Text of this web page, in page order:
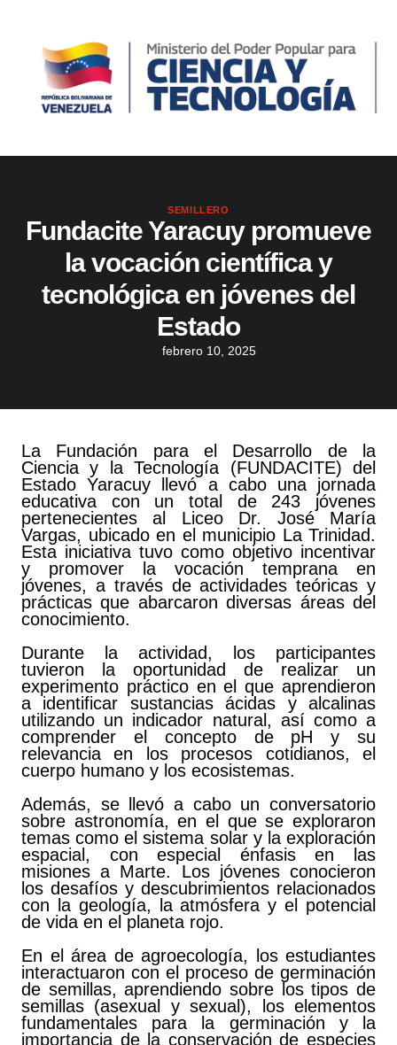
SEMILLERO
Fundacite Yaracuy promueve
la vocación científica y
tecnológica en jóvenes del
Estado
febrero 10, 2025
La Fundación para el Desarrollo de la
Ciencia y la Tecnología (FUNDACITE) del
Estado Yaracuy llevó a cabo una jornada
educativa con un total de 243 jóvenes
pertenecientes al Liceo Dr. José María
Vargas, ubicado en el municipio La Trinidad.
Esta iniciativa tuvo como objetivo incentivar
y promover la vocación temprana en
jóvenes, a través de actividades teóricas y
prácticas que abarcaron diversas áreas del
conocimiento.
Durante la actividad, los participantes
tuvieron la oportunidad de realizar un
experimento práctico en el que aprendieron
a identificar sustancias ácidas y alcalinas
utilizando un indicador natural, así como a
comprender el concepto de pH y su
relevancia en los procesos cotidianos, el
cuerpo humano y los ecosistemas.
Además, se llevó a cabo un conversatorio
sobre astronomía, en el que se exploraron
temas como el sistema solar y la exploración
espacial, con especial énfasis en las
misiones a Marte. Los jóvenes conocieron
los desafíos y descubrimientos relacionados
con la geología, la atmósfera y el potencial
de vida en el planeta rojo.
En el área de agroecología, los estudiantes
interactuaron con el proceso de germinación
de semillas, aprendiendo sobre los tipos de
semillas (asexual y sexual), los elementos
fundamentales para la germinación y la
importancia de la conservación de especies